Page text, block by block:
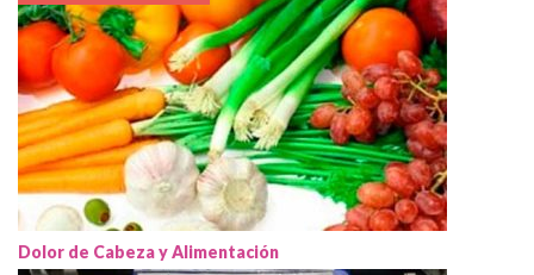
Dolor de Cabeza y Alimentación